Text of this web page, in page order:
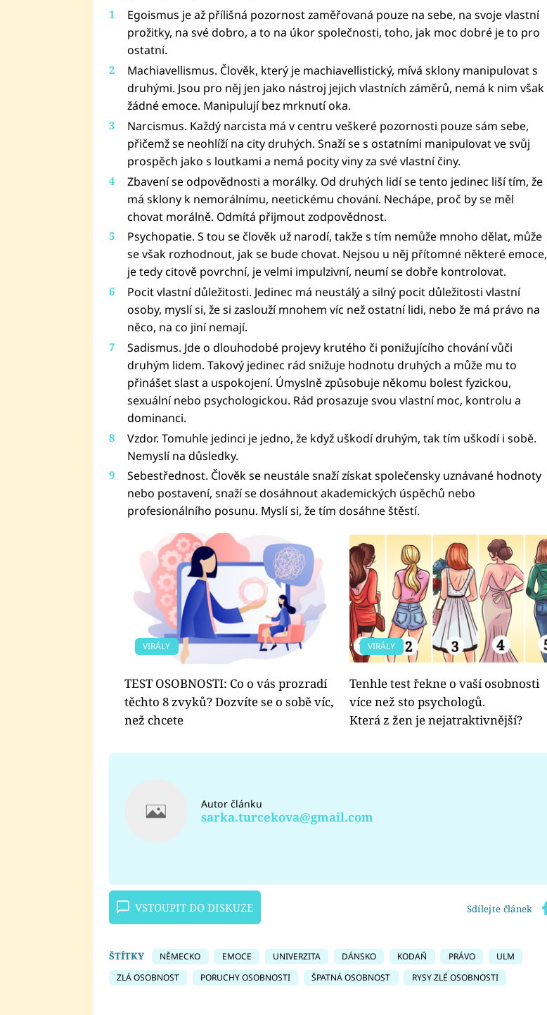
Egoismus je až přílišná pozornost zaměřovaná pouze na sebe, na svoje vlastní
prožitky, na své dobro, a to na úkor společnosti, toho, jak moc dobré je to pro
ostatní.
Machiavellismus. Člověk, který je machiavellistický, mívá sklony manipulovat s
druhými. Jsou pro něj jen jako nástroj jejich vlastních záměrů, nemá k nim však
žádné emoce. Manipulují bez mrknutí oka.
Narcismus. Každý narcista má v centru veškeré pozornosti pouze sám sebe,
přičemž se neohlíží na city druhých. Snaží se s ostatními manipulovat ve svůj
prospěch jako s loutkami a nemá pocity viny za své vlastní činy.
Zbavení se odpovědnosti a morálky. Od druhých lidí se tento jedinec liší tím, že
má sklony k nemorálnímu, neetickému chování. Nechápe, proč by se měl
chovat morálně. Odmítá přijmout zodpovědnost.
Psychopatie. S tou se člověk už narodí, takže s tím nemůže mnoho dělat, může
se však rozhodnout, jak se bude chovat. Nejsou u něj přítomné některé emoce,
je tedy citově povrchní, je velmi impulzivní, neumí se dobře kontrolovat.
Pocit vlastní důležitosti. Jedinec má neustálý a silný pocit důležitosti vlastní
osoby, myslí si, že si zaslouží mnohem víc než ostatní lidi, nebo že má právo na
něco, na co jiní nemají.
Sadismus. Jde o dlouhodobé projevy krutého či ponižujícího chování vůči
druhým lidem. Takový jedinec rád snižuje hodnotu druhých a může mu to
přinášet slast a uspokojení. Úmyslně způsobuje někomu bolest fyzickou,
sexuální nebo psychologickou. Rád prosazuje svou vlastní moc, kontrolu a
dominanci.
Vzdor. Tomuhle jedinci je jedno, že když uškodí druhým, tak tím uškodí i sobě.
Nemyslí na důsledky.
Sebestřednost. Člověk se neustále snaží získat společensky uznávané hodnoty
nebo postavení, snaží se dosáhnout akademických úspěchů nebo
profesionálního posunu. Myslí si, že tím dosáhne štěstí.
VIRÁLY
TEST OSOBNOSTI: Co o vás prozradí
těchto 8 zvyků? Dozvíte se o sobě víc,
než chcete
VIRÁLY
Tenhle test řekne o vaší osobnosti
více než sto psychologů.
Která z žen je nejatraktivnější?
Autor článku
sarka.turcekova@gmail.com
VSTOUPIT DO DISKUZE Sdílejte článek
ŠTÍTKY NĚMECKO EMOCE UNIVERZITA DÁNSKO KODAŇ PRÁVO
ULM
ZLÁ OSOBNOST
PORUCHY OSOBNOSTI ŠPATNÁ OSOBNOST RYSY ZLÉ OSOBNOSTI